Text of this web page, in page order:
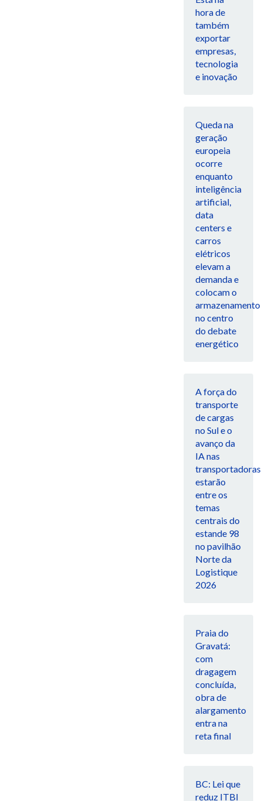
hora de
também
exportar
empresas,
tecnologia
e inovação
Queda na
geração
europeia
ocorre
enquanto
inteligência
artificial,
data
centers e
carros
elétricos
elevam a
demanda e
colocam o
armazenamento
no centro
do debate
energético
A força do
transporte
de cargas
no Sul e o
avanço da
IA nas
transportadoras
estarão
entre os
temas
centrais do
estande 98
no pavilhão
Norte da
Logistique
2026
Praia do
Gravatá:
com
dragagem
concluída,
obra de
alargamento
entra na
reta final
BC: Lei que
reduz ITBI